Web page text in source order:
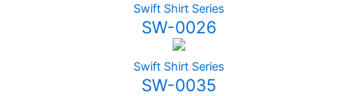
Swift Shirt Series
SW-0026
Swift Shirt Series
SW-0035